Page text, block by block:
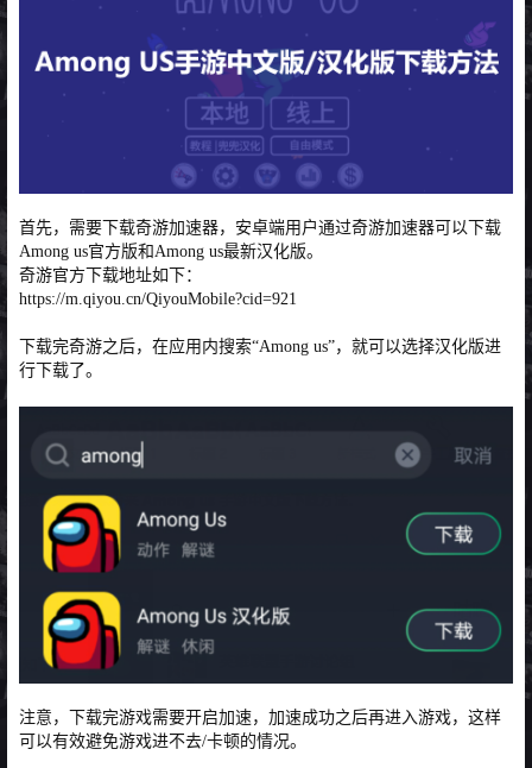
首先，需要下载奇游加速器，安卓端用户通过奇游加速器可以下载
Among us官方版和Among us最新汉化版。
奇游官方下载地址如下：
https://m.qiyou.cn/QiyouMobile?cid=921
下载完奇游之后，在应用内搜索“Among us”，就可以选择汉化版进
行下载了。
注意，下载完游戏需要开启加速，加速成功之后再进入游戏，这样
可以有效避免游戏进不去/卡顿的情况。